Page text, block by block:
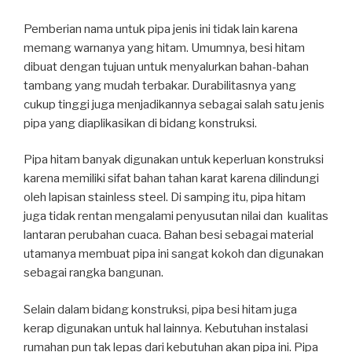
Pemberian nama untuk pipa jenis ini tidak lain karena
memang warnanya yang hitam. Umumnya, besi hitam
dibuat dengan tujuan untuk menyalurkan bahan-bahan
tambang yang mudah terbakar. Durabilitasnya yang
cukup tinggi juga menjadikannya sebagai salah satu jenis
pipa yang diaplikasikan di bidang konstruksi.
Pipa hitam banyak digunakan untuk keperluan konstruksi
karena memiliki sifat bahan tahan karat karena dilindungi
oleh lapisan stainless steel. Di samping itu, pipa hitam
juga tidak rentan mengalami penyusutan nilai dan kualitas
lantaran perubahan cuaca. Bahan besi sebagai material
utamanya membuat pipa ini sangat kokoh dan digunakan
sebagai rangka bangunan.
Selain dalam bidang konstruksi, pipa besi hitam juga
kerap digunakan untuk hal lainnya. Kebutuhan instalasi
rumahan pun tak lepas dari kebutuhan akan pipa ini. Pipa